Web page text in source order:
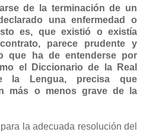
de la terminación de un
una enfermedad o
es, que existió o existía
parece prudente y
que ha de entenderse por
el Diccionario de la Real
la Lengua, precisa que
más o menos grave de la
la adecuada resolución del